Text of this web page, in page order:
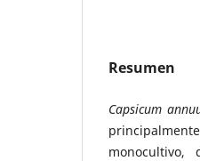
Resumen
Capsicum